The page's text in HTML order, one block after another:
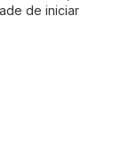
de iniciar